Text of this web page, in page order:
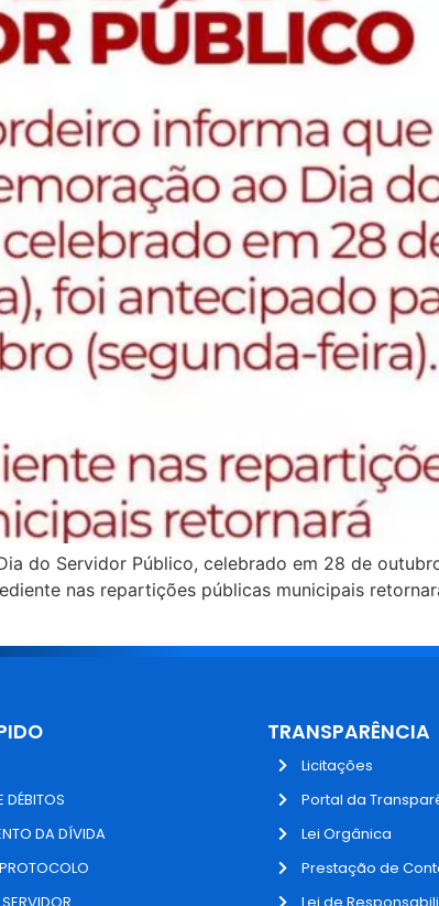
do Servidor Público, celebrado em 28 de
nas repartições públicas municipais
DÉBITOS
DA DÍVIDA
TRANSPARÊNCIA
Licitações
Portal da
Lei Orgânica
Prestação de